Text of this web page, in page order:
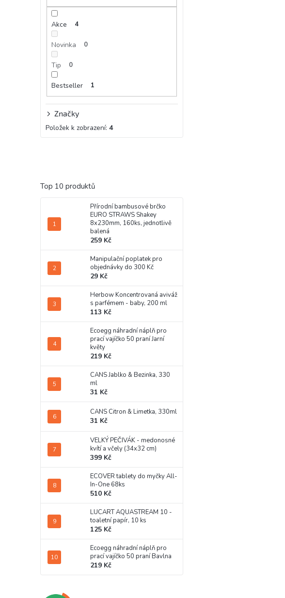
Akce 4
Novinka 0
Tip 0
Bestseller 1
Značky
Položek k zobrazení: 4
Top 10 produktů
Přírodní bambusové brčko
EURO STRAWS Shakey
8x230mm, 160ks, jednotlivě
balená
259 Kč
Manipulační poplatek pro
objednávky do 300 Kč
29 Kč
Herbow Koncentrovaná aviváž
s parfémem - baby, 200 ml
113 Kč
Ecoegg náhradní náplň pro
prací vajíčko 50 praní Jarní
květy
219 Kč
CANS Jablko & Bezinka, 330
ml
31 Kč
CANS Citron & Limetka, 330ml
31 Kč
VELKÝ PEČIVÁK - medonosné
kvítí a včely (34x32 cm)
399 Kč
ECOVER tablety do myčky All-
In-One 68ks
510 Kč
LUCART AQUASTREAM 10 -
toaletní papír, 10 ks
125 Kč
Ecoegg náhradní náplň pro
prací vajíčko 50 praní Bavlna
219 Kč